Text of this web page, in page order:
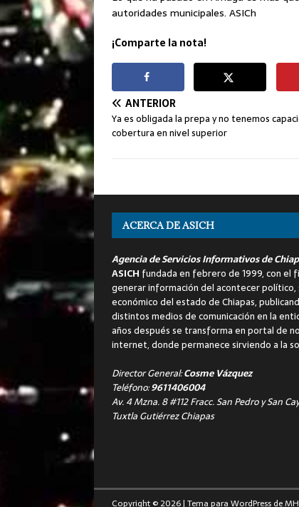
autoridades municipales. ASICh
¡Comparte la nota!
ANTERIOR
Ya es obligada la prepa y no tenemos
cobertura en nivel superior
ACERCA DE ASICH
Agencia de Servicios Informativos de
ASICH fundada en febrero de 1999, con el
generar información del acontecer político,
económico del estado de Chiapas,
distintos medios de comunicación en la
años después se transforma en portal de
internet, donde permanece sirviendo a la
Director General:Cosme Vázquez
Teléfono:9611406004
Av. 4 Mzna. 8 #112 Fracc. San Pedro y San
Tuxtla Gutiérrez Chiapas
Copyright © 2026 | Tema para WordPress de